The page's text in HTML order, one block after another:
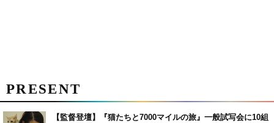
PRESENT
【監督登壇】『猫たちと7000マイルの旅』一般試写会に10組